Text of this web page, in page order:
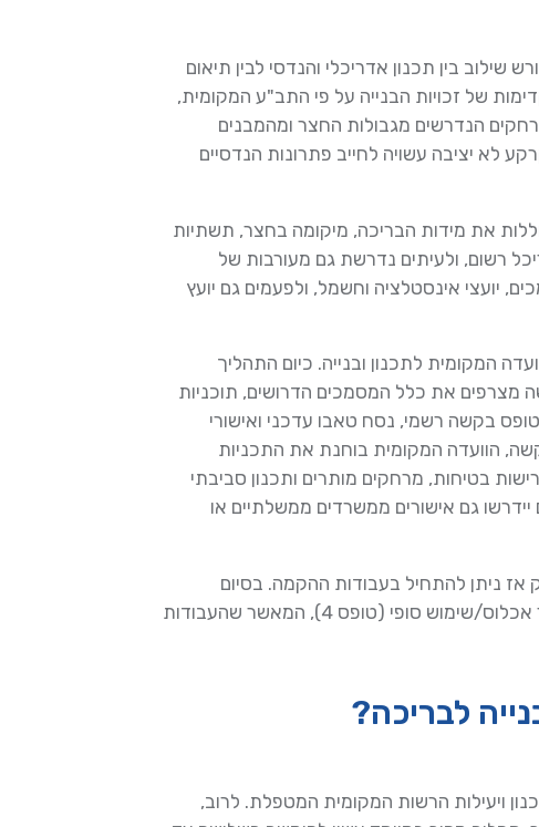
בין תכנון אדריכלי והנדסי לבין תיאום
של זכויות הבנייה על פי התב"ע המקומית,
הנדרשים מגבולות החצר ומהמבנים
לא יציבה עשויה לחייב פתרונות הנדסיים
את מידות הבריכה, מיקומה בחצר, תשתיות
רשום, ולעיתים נדרשת גם מעורבות של
יועצי אינסטלציה וחשמל, ולפעמים גם יועץ
המקומית לתכנון ובנייה. כיום התהליך
מצרפים את כלל המסמכים הדרושים, תוכניות
בקשה רשמי, נסח טאבו עדכני ואישורי
הוועדה המקומית בוחנת את התכניות
בטיחות, מרחקים מותרים ותכנון סביבתי
יידרשו גם אישורים ממשרדים ממשלתיים או
אז ניתן להתחיל בעבודות ההקמה. בסיום
הבנייה, לפני השימוש בבריכה, נדרש לקבל אישור אכלוס/שימוש סופי (טופס 4), המאשר שהעבודות
לבריכה?
ויעילות הרשות המקומית המטפלת. לרוב,